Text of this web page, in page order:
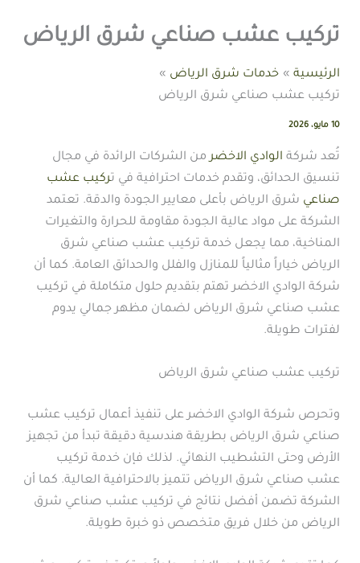
تركيب عشب صناعي شرق الرياض
الرئيسية
خدمات شرق الرياض
تركيب عشب صناعي شرق الرياض
10 مايو، 2026
تُعد شركة الوادي الاخضر من الشركات الرائدة في مجال
تنسيق الحدائق، وتقدم خدمات احترافية في تركيب عشب
صناعي شرق الرياض بأعلى معايير الجودة والدقة. تعتمد
الشركة على مواد عالية الجودة مقاومة للحرارة والتغيرات
المناخية، مما يجعل خدمة تركيب عشب صناعي شرق
الرياض خياراً مثالياً للمنازل والفلل والحدائق العامة. كما أن
شركة الوادي الاخضر تهتم بتقديم حلول متكاملة في تركيب
عشب صناعي شرق الرياض لضمان مظهر جمالي يدوم
لفترات طويلة.
تركيب عشب صناعي شرق الرياض
وتحرص شركة الوادي الاخضر على تنفيذ أعمال تركيب عشب
صناعي شرق الرياض بطريقة هندسية دقيقة تبدأ من تجهيز
الأرض وحتى التشطيب النهائي. لذلك فإن خدمة تركيب
عشب صناعي شرق الرياض تتميز بالاحترافية العالية. كما أن
الشركة تضمن أفضل نتائج في تركيب عشب صناعي شرق
الرياض من خلال فريق متخصص ذو خبرة طويلة.